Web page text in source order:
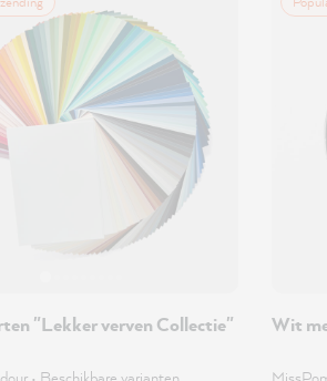
"Lekker verven Collectie" Wit